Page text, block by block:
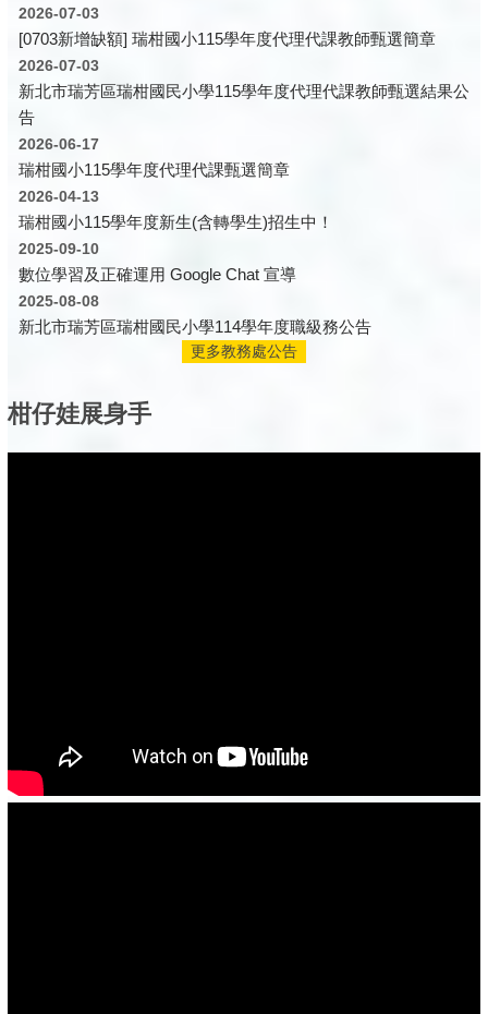
2026-07-03
[0703新增缺額] 瑞柑國小115學年度代理代課教師甄選簡章
2026-07-03
新北市瑞芳區瑞柑國民小學115學年度代理代課教師甄選結果公
告
2026-06-17
瑞柑國小115學年度代理代課甄選簡章
2026-04-13
瑞柑國小115學年度新生(含轉學生)招生中！
2025-09-10
數位學習及正確運用 Google Chat 宣導
2025-08-08
新北市瑞芳區瑞柑國民小學114學年度職級務公告
更多教務處公告
柑仔娃展身手